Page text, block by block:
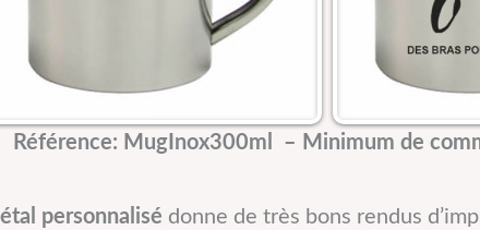
Référence: MugInox300ml – Minimum de
personnalisé donne de très bons rendus